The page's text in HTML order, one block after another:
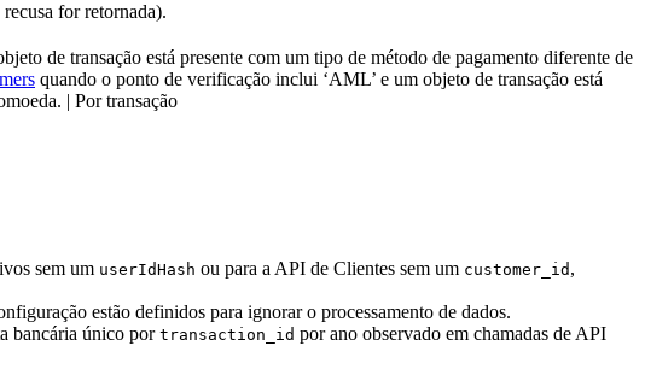
for retornada).
de transação está presente com um tipo de método de pagamento diferente de
quando o ponto de verificação inclui ‘AML’ e um objeto de transação está
| Por transação
sem um userIdHash ou para a API de Clientes sem um customer_id ,
estão definidos para ignorar o processamento de dados.
bancária único por transaction_id por ano observado em chamadas de API